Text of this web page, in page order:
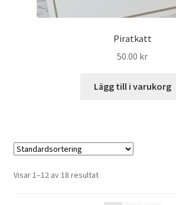
Piratkatt
50.00 kr
Lägg till i varukorg
Visar 1–12 av 18 resultat